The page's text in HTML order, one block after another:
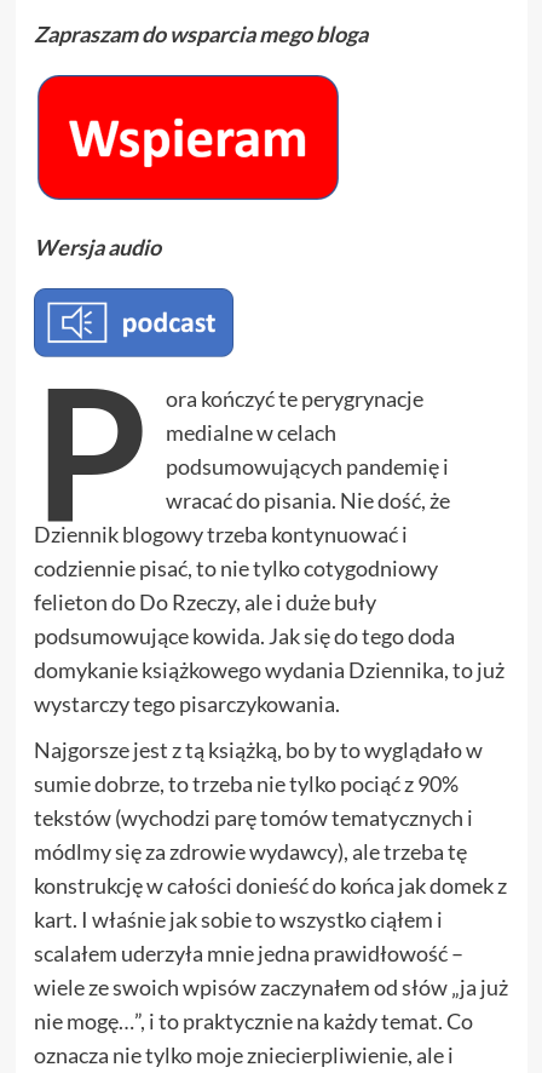
Zapraszam do wsparcia mego bloga
Wersja audio
P
ora kończyć te perygrynacje
medialne w celach
podsumowujących pandemię i
wracać do pisania. Nie dość, że
Dziennik blogowy trzeba kontynuować i
codziennie pisać, to nie tylko cotygodniowy
felieton do Do Rzeczy, ale i duże buły
podsumowujące kowida. Jak się do tego doda
domykanie książkowego wydania Dziennika, to już
wystarczy tego pisarczykowania.
Najgorsze jest z tą książką, bo by to wyglądało w
sumie dobrze, to trzeba nie tylko pociąć z 90%
tekstów (wychodzi parę tomów tematycznych i
módlmy się za zdrowie wydawcy), ale trzeba tę
konstrukcję w całości donieść do końca jak domek z
kart. I właśnie jak sobie to wszystko ciąłem i
scalałem uderzyła mnie jedna prawidłowość –
wiele ze swoich wpisów zaczynałem od słów „ja już
nie mogę…”, i to praktycznie na każdy temat. Co
oznacza nie tylko moje zniecierpliwienie, ale i